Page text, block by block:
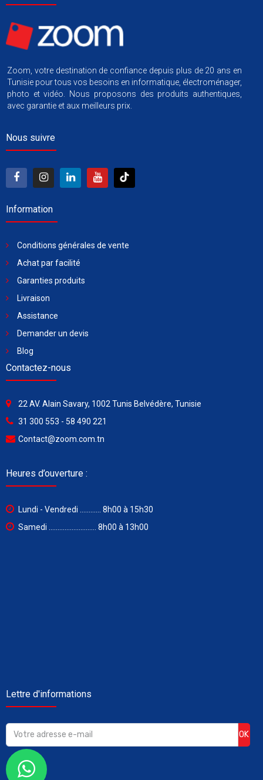
Zoom, votre destination de confiance depuis plus de 20 ans en
Tunisie pour tous vos besoins en informatique, électroménager,
photo et vidéo. Nous proposons des produits authentiques,
avec garantie et aux meilleurs prix.
Nous suivre
Information
Conditions générales de vente
Achat par facilité
Garanties produits
Livraison
Assistance
Demander un devis
Blog
Contactez-nous
22 AV. Alain Savary, 1002 Tunis Belvédère, Tunisie
31 300 553 - 58 490 221
Contact@zoom.com.tn
Heures d’ouverture :
Lundi - Vendredi ............ 8h00 à 15h30
Samedi ........................... 8h00 à 13h00
Lettre d'informations
OK